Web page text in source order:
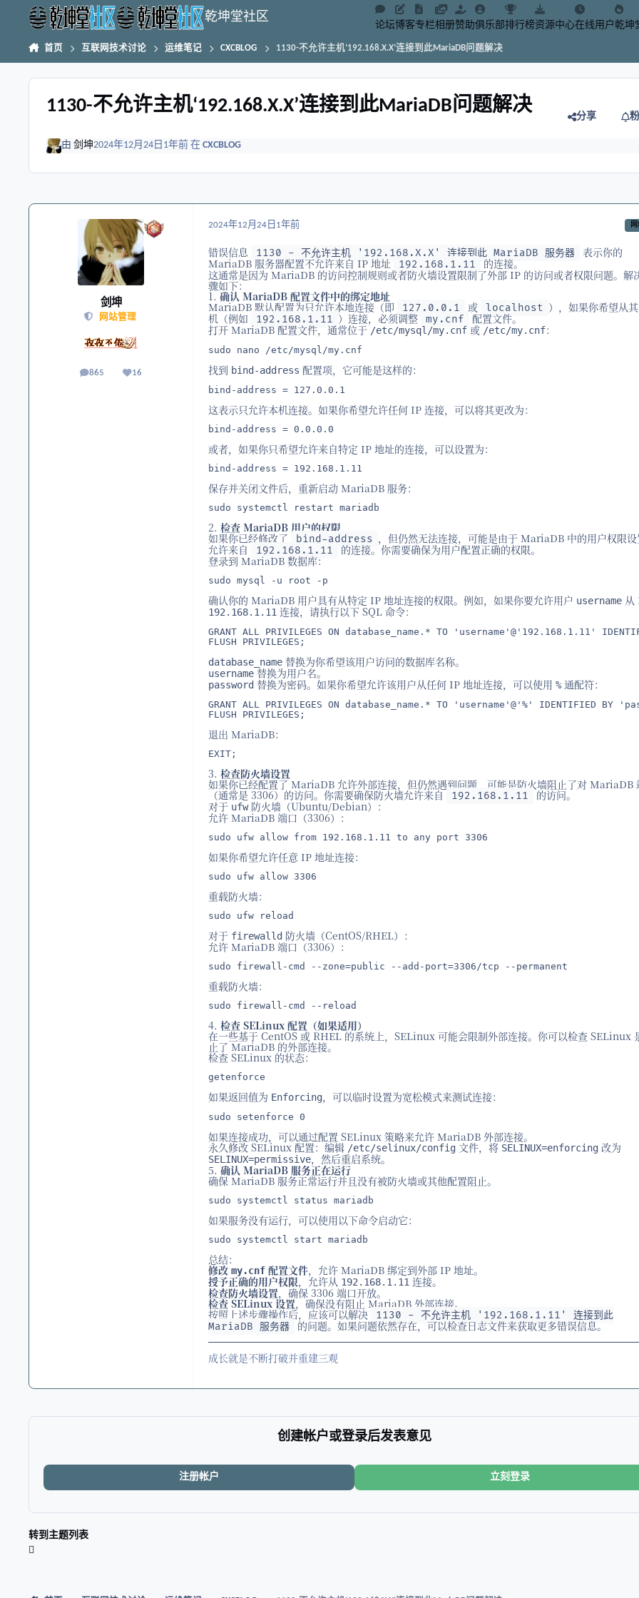
跳转到帖子
乾坤堂社区
论坛博客专栏相册赞助俱乐部排行榜资源中心在线用户乾坤
首页 互联网技术讨论 运维笔记 CXCBLOG 1130-不允许主机‘192.168.X.X’连接到此MariaDB问题解决
1130-不允许主机‘192.168.X.X’连接到此MariaDB问题解决
分享
由 剑坤2024年12月24日 1年前 在 CXCBLOG
剑坤
网站管理
865
帖子 16
声誉
2024年12月24日 1年前
错误信息 1130 - 不允许主机 '192.168.X.X' 连接到此 MariaDB 服务器
表示你的
MariaDB 服务器配置不允许来自 IP 地址
192.168.1.11
的连接。
这通常是因为 MariaDB 的访问控制规则或者防火墙设置限制了外部 IP 的访问或者权限问题。解
骤如下：
1.确认 MariaDB 配置文件中的绑定地址
MariaDB 默认配置为只允许本地连接（即 127.0.0.1 或 localhost ），如果你希望从
机（例如
192.168.1.11 ）连接，必须调整 my.cnf
配置文件。
打开 MariaDB 配置文件，通常位于/etc/mysql/my.cnf 或 /etc/my.cnf：
sudo nano /etc/mysql/my.cnf
找到 bind-address 配置项，它可能是这样的：
bind-address = 127.0.0.1
这表示只允许本机连接。如果你希望允许任何 IP 连接，可以将其更改为：
bind-address = 0.0.0.0
或者，如果你只希望允许来自特定 IP 地址的连接，可以设置为：
bind-address = 192.168.1.11
保存并关闭文件后，重新启动 MariaDB 服务：
sudo systemctl restart mariadb
2. 检查 MariaDB 用户的权限
如果你已经修改了 bind-address
，但仍然无法连接，可能是由于 MariaDB 中的用户权限
允许来自
192.168.1.11
的连接。你需要确保为用户配置正确的权限。
登录到 MariaDB 数据库：
sudo mysql -u root -p
确认你的 MariaDB 用户具有从特定 IP 地址连接的权限。例如，如果你要允许用户 username 从
192.168.1.11 连接，请执行以下 SQL 命令：
GRANT ALL PRIVILEGES ON database_name.* TO 'username'@'192.168.1.11'
FLUSH PRIVILEGES;
database_name 替换为你希望该用户访问的数据库名称。
username替换为用户名。
password 替换为密码。如果你希望允许该用户从任何 IP 地址连接，可以使用 % 通配符：
GRANT ALL PRIVILEGES ON database_name.* TO 'username'@'%' IDENTIFIED BY
FLUSH PRIVILEGES;
退出 MariaDB：
EXIT;
3. 检查防火墙设置
如果你已经配置了 MariaDB 允许外部连接，但仍然遇到问题，可能是防火墙阻止了对 MariaDB
（通常是 3306）的访问。你需要确保防火墙允许来自 192.168.1.11 的访问。
对于 ufw防火墙（Ubuntu/Debian）：
允许 MariaDB 端口（3306）：
sudo ufw allow from 192.168.1.11 to any port 3306
如果你希望允许任意 IP 地址连接：
sudo ufw allow 3306
重载防火墙：
sudo ufw reload
对于 firewalld 防火墙（CentOS/RHEL）：
允许 MariaDB 端口（3306）：
sudo firewall-cmd --zone=public --add-port=3306/tcp --permanent
重载防火墙：
sudo firewall-cmd --reload
4. 检查 SELinux 配置（如果适用）
在一些基于 CentOS 或 RHEL 的系统上，SELinux 可能会限制外部连接。你可以检查 SELinux
止了 MariaDB 的外部连接。
检查 SELinux 的状态：
getenforce
如果返回值为 Enforcing ，可以临时设置为宽松模式来测试连接：
sudo setenforce 0
如果连接成功，可以通过配置 SELinux 策略来允许 MariaDB 外部连接。
永久修改 SELinux 配置：编辑 /etc/selinux/config 文件，将SELINUX=enforcing 改为
SELINUX=permissive
，然后重启系统。
5. 确认 MariaDB 服务正在运行
确保 MariaDB 服务正常运行并且没有被防火墙或其他配置阻止。
sudo systemctl status mariadb
如果服务没有运行，可以使用以下命令启动它：
sudo systemctl start mariadb
总结：
修改 my.cnf 配置文件 ，允许 MariaDB 绑定到外部 IP 地址。
授予正确的用户权限 ，允许从 192.168.1.11 连接。
检查防火墙设置 ，确保 3306 端口开放。
检查 SELinux 设置，确保没有阻止 MariaDB 外部连接。
按照上述步骤操作后，应该可以解决
1130 - 不允许主机 '192.168.1.11' 连接到此
MariaDB 服务器
的问题。如果问题依然存在，可以检查日志文件来获取更多错误信息。
成长就是不断打破并重建三观
创建帐户或登录后发表意见
注册帐户 立刻登录
转到主题列表